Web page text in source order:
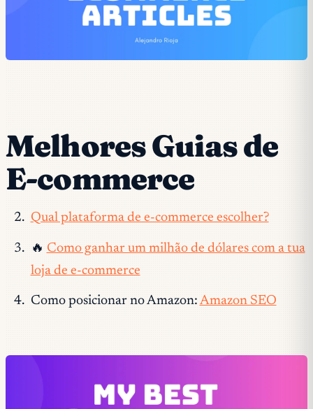
Melhores Guias de
E-commerce
Qual plataforma de e-commerce escolher?
🔥 Como ganhar um milhão de dólares com a tua
loja de e-commerce
Como posicionar no Amazon: Amazon SEO